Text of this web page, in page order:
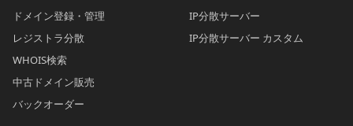
ドメイン登録・管理
レジストラ分散
WHOIS検索
中古ドメイン販売
バックオーダー
IP分散サーバー
IP分散サーバー カスタム